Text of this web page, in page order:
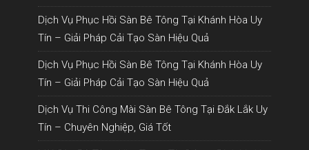
Dịch Vụ Phục Hồi Sàn Bê Tông Tại Khánh Hòa Uy
Tín – Giải Pháp Cải Tạo Sàn Hiệu Quả
Dịch Vụ Phục Hồi Sàn Bê Tông Tại Khánh Hòa Uy
Tín – Giải Pháp Cải Tạo Sàn Hiệu Quả
Dịch Vụ Thi Công Mài Sàn Bê Tông Tại Đắk Lắk Uy
Tín – Chuyên Nghiệp, Giá Tốt